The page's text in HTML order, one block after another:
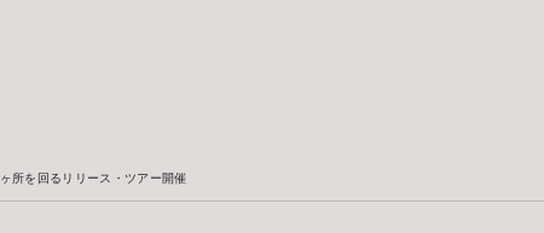
所を回るリリース・ツアー開催